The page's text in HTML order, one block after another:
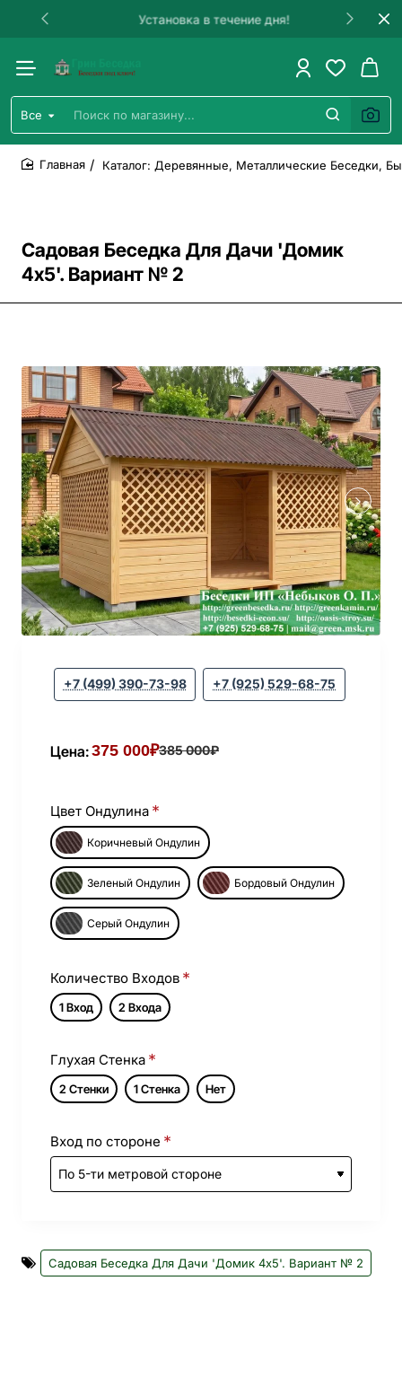
Установка в течение дня!
Все
Поиск
по
магазину...
Садовая Беседка Для Дачи 'Домик
4х5'. Вариант № 2
Каталог: Деревянные, Металлические Беседки,
+7 (499) 390-73-98 +7 (925) 529-68-75
Цена:375 000₽385 000₽
Цвет Ондулина
Коричневый Ондулин
Зеленый Ондулин Бордовый Ондулин
Серый Ондулин
Количество Входов
1 Вход 2 Входа
Глухая Стенка
2 Стенки 1 Стенка Нет
Вход по стороне
Садовая Беседка Для Дачи 'Домик 4х5'. Вариант № 2